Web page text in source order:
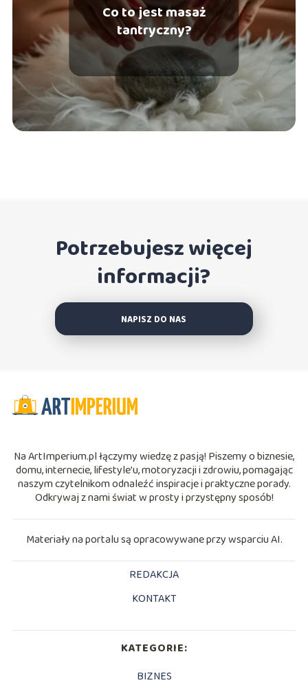
Co to jest masaż
tantryczny?
Potrzebujesz więcej
informacji?
NAPISZ DO NAS
Na ArtImperium.pl łączymy wiedzę z pasją! Piszemy o biznesie,
domu, internecie, lifestyle’u, motoryzacji i zdrowiu, pomagając
naszym czytelnikom odnaleźć inspiracje i praktyczne porady.
Odkrywaj z nami świat w prosty i przystępny sposób!
Materiały na portalu są opracowywane przy wsparciu AI.
REDAKCJA
KONTAKT
KATEGORIE:
BIZNES